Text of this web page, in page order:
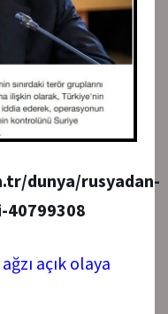
dunya/rusyadan-
açık olaya